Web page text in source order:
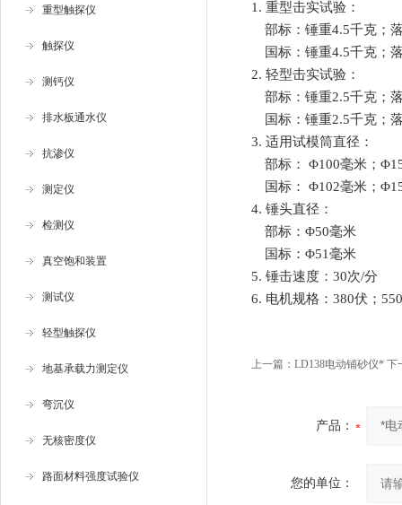
重型触探仪
触探仪
测钙仪
排水板通水仪
抗渗仪
测定仪
检测仪
真空饱和装置
测试仪
轻型触探仪
地基承载力测定仪
弯沉仪
无核密度仪
路面材料强度试验仪
1. 重型击实试验：
部标：锤重4.5千克；
国标：锤重4.5千克；
2. 轻型击实试验：
部标： 锤重2.5千克；
国标： 锤重2.5千克；
3. 适用试模筒直径：
部标： Φ100毫米；
国标： Φ102毫米；
4. 锤头直径：
部标： Φ50毫米
国标： Φ51毫米
5. 锤击速度： 30次/分
6. 电机规格： 380伏； 550
上一篇： LD138电动铺砂仪* 下
产品：
您的单位：